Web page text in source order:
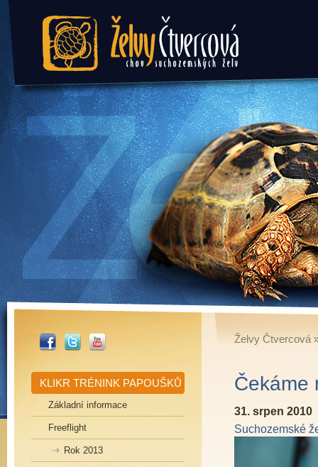
Želvy Čtvercová - chov
suchozemských želv
_FACEBOOK
_TWITTER_YOUTUBE
KLIKR TRÉNINK PAPOUŠKŮ
Základní informace
Freeflight
Rok 2013
Želvy Čtvercová
Čekáme
31. srpen 2010
Suchozemské